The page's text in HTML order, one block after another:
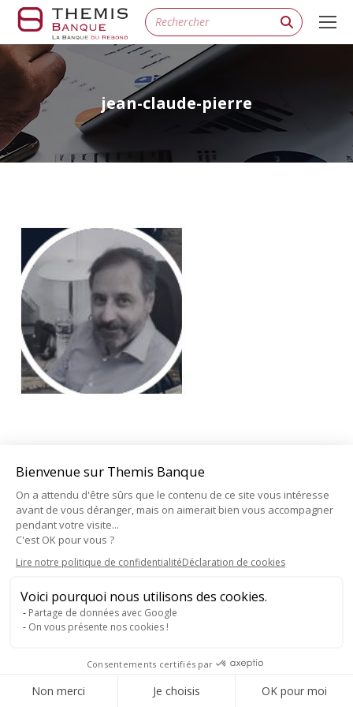
Bienvenue sur Themis Banque
On a attendu d'être sûrs que le contenu de ce site vous intéresse
avant de vous déranger, mais on aimerait bien vous accompagner
pendant votre visite...
C'est OK pour vous ?
Lire notre politique de confidentialitéDéclaration de cookies
Voici pourquoi nous utilisons des cookies.
Partage de données avec Google
On vous présente nos cookies !
Consentements certifiés par
Non merci Je choisis OK pour moi
Consentement RGPD
Search:
jean-claude-pierre
2018-2025 - Thémis Banque - tous droits réservés
menu bas
Création :Agency Inside